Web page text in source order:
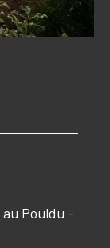
au Pouldu -